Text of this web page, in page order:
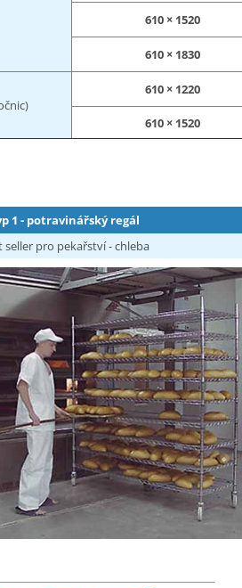
610 × 1520
610 × 1830
610 × 1220
610 × 1520
1 - potravinářský regál
seller pro pekařství - chleba